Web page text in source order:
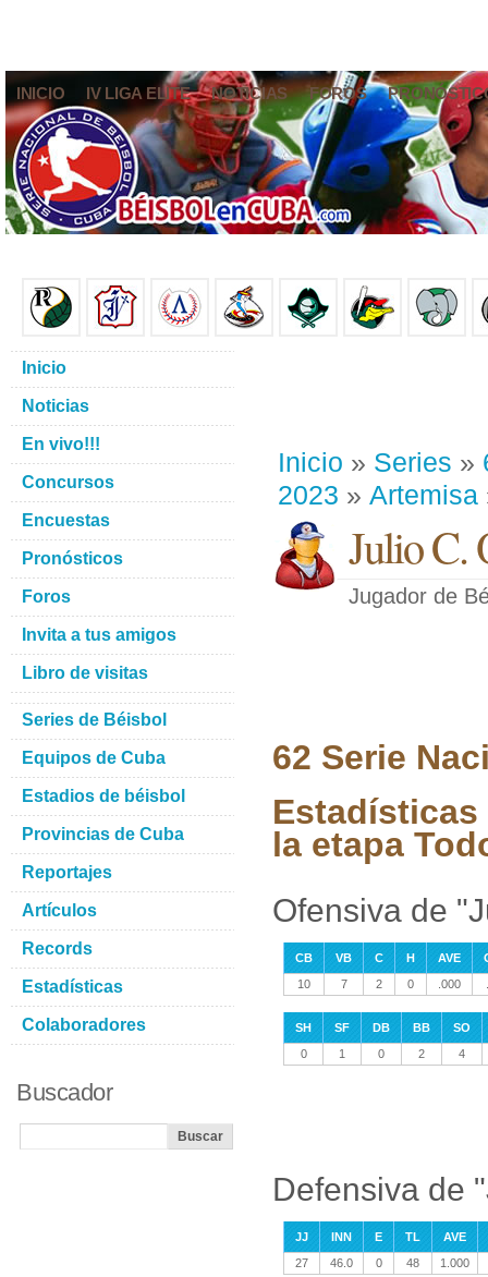
INICIO IV LIGA ELITE NOTICIAS FOROS
Inicio » Series »
2023 » Artemisa
Julio C.
Jugador de
62 Serie
Estadísticas
la etapa
Ofensiva de
CB VB C H AVE
10
7 2 0 .000
SH SF DB BB
SO
0
1 0 2 4
Defensiva de
JJ INN E TL
AVE
27
46.0 0 48 1.000
Inicio
Noticias
En vivo!!!
Concursos
Encuestas
Pronósticos
Foros
Invita a tus amigos
Libro de visitas
Series de Béisbol
Equipos de Cuba
Estadios de béisbol
Provincias de Cuba
Reportajes
Artículos
Records
Estadísticas
Colaboradores
Buscador